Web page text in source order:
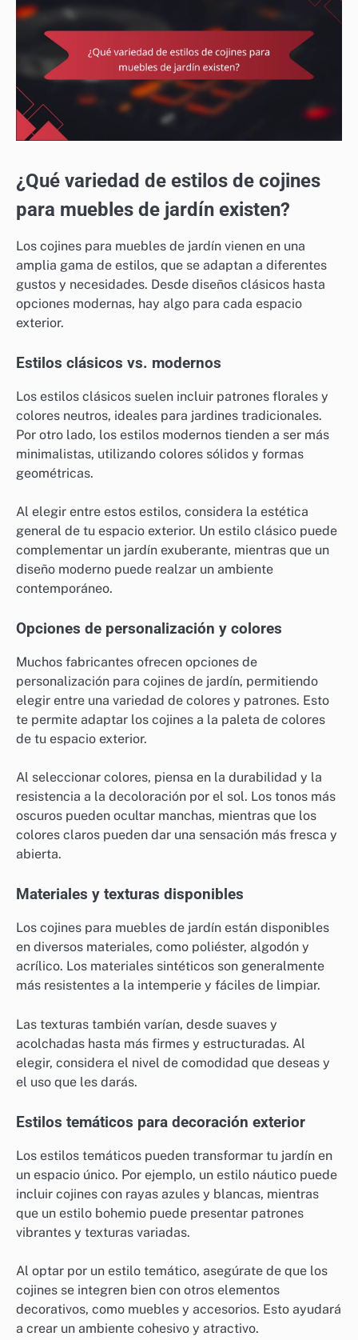
¿Qué variedad de estilos de cojines
para muebles de jardín existen?
Los cojines para muebles de jardín vienen en una
amplia gama de estilos, que se adaptan a diferentes
gustos y necesidades. Desde diseños clásicos hasta
opciones modernas, hay algo para cada espacio
exterior.
Estilos clásicos vs. modernos
Los estilos clásicos suelen incluir patrones florales y
colores neutros, ideales para jardines tradicionales.
Por otro lado, los estilos modernos tienden a ser más
minimalistas, utilizando colores sólidos y formas
geométricas.
Al elegir entre estos estilos, considera la estética
general de tu espacio exterior. Un estilo clásico puede
complementar un jardín exuberante, mientras que un
diseño moderno puede realzar un ambiente
contemporáneo.
Opciones de personalización y colores
Muchos fabricantes ofrecen opciones de
personalización para cojines de jardín, permitiendo
elegir entre una variedad de colores y patrones. Esto
te permite adaptar los cojines a la paleta de colores
de tu espacio exterior.
Al seleccionar colores, piensa en la durabilidad y la
resistencia a la decoloración por el sol. Los tonos más
oscuros pueden ocultar manchas, mientras que los
colores claros pueden dar una sensación más fresca y
abierta.
Materiales y texturas disponibles
Los cojines para muebles de jardín están disponibles
en diversos materiales, como poliéster, algodón y
acrílico. Los materiales sintéticos son generalmente
más resistentes a la intemperie y fáciles de limpiar.
Las texturas también varían, desde suaves y
acolchadas hasta más firmes y estructuradas. Al
elegir, considera el nivel de comodidad que deseas y
el uso que les darás.
Estilos temáticos para decoración exterior
Los estilos temáticos pueden transformar tu jardín en
un espacio único. Por ejemplo, un estilo náutico puede
incluir cojines con rayas azules y blancas, mientras
que un estilo bohemio puede presentar patrones
vibrantes y texturas variadas.
Al optar por un estilo temático, asegúrate de que los
cojines se integren bien con otros elementos
decorativos, como muebles y accesorios. Esto ayudará
a crear un ambiente cohesivo y atractivo.